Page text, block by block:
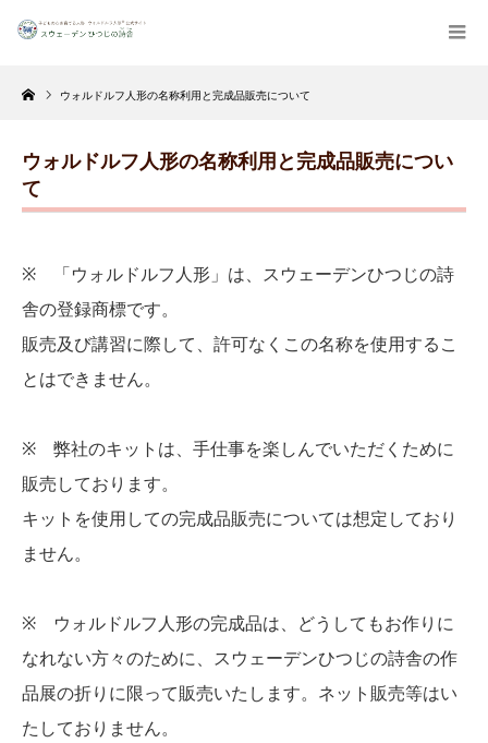
Home ウォルドルフ人形の名称利用と完成品販売について
ウォルドルフ人形の名称利用と完成品販売につい
て
※ 「ウォルドルフ人形」は、スウェーデンひつじの詩
舎の登録商標です。
販売及び講習に際して、許可なくこの名称を使用するこ
とはできません。
※ 弊社のキットは、手仕事を楽しんでいただくために
販売しております。
キットを使用しての完成品販売については想定しており
ません。
※ ウォルドルフ人形の完成品は、どうしてもお作りに
なれない方々のために、スウェーデンひつじの詩舎の作
品展の折りに限って販売いたします。ネット販売等はい
たしておりません。